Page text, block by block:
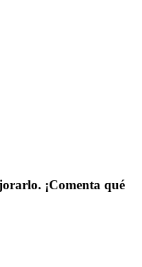
¡Comenta qué